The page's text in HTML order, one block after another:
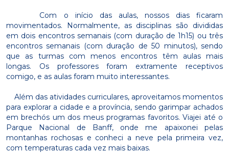
Com o início das aulas, nossos dias ficaram
movimentados. Normalmente, as disciplinas são divididas
em dois encontros semanais (com duração de 1h15) ou três
encontros semanais (com duração de 50 minutos), sendo
que as turmas com menos encontros têm aulas mais
longas. Os professores foram extramente receptivos
comigo, e as aulas foram muito interessantes.
Além das atividades curriculares, aproveitamos momentos
para explorar a cidade e a província, sendo garimpar achados
em brechós um dos meus programas favoritos. Viajei até o
Parque Nacional de Banff, onde me apaixonei pelas
montanhas rochosas e conheci a neve pela primeira vez,
com temperaturas cada vez mais baixas.